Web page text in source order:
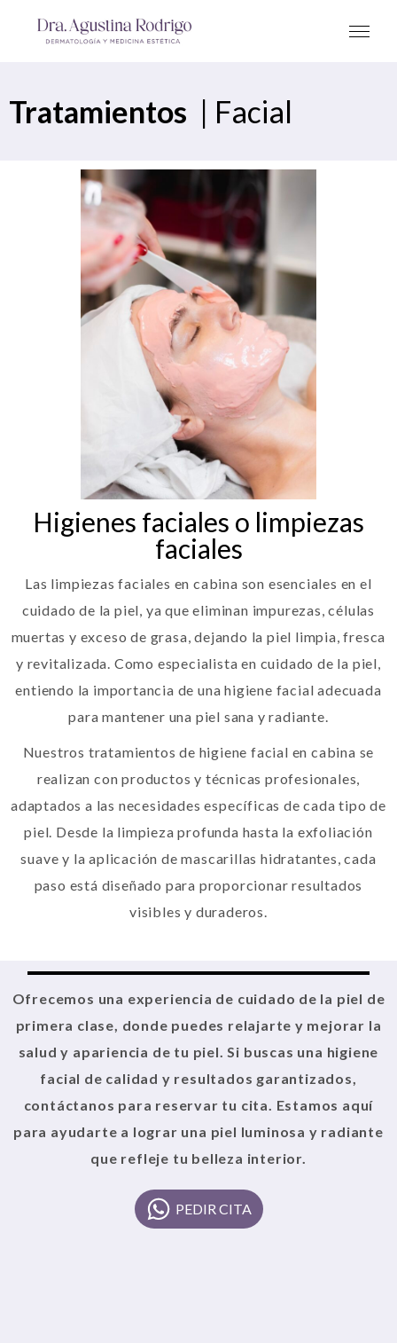
Tratamientos | Facial
Higienes faciales o limpiezas
faciales
Las limpiezas faciales en cabina son esenciales en el
cuidado de la piel, ya que eliminan impurezas, células
muertas y exceso de grasa, dejando la piel limpia, fresca
y revitalizada. Como especialista en cuidado de la piel,
entiendo la importancia de una higiene facial adecuada
para mantener una piel sana y radiante.
Nuestros tratamientos de higiene facial en cabina se
realizan con productos y técnicas profesionales,
adaptados a las necesidades específicas de cada tipo de
piel. Desde la limpieza profunda hasta la exfoliación
suave y la aplicación de mascarillas hidratantes, cada
paso está diseñado para proporcionar resultados
visibles y duraderos.
Ofrecemos una experiencia de cuidado de la piel de
primera clase, donde puedes relajarte y mejorar la
salud y apariencia de tu piel. Si buscas una higiene
facial de calidad y resultados garantizados,
contáctanos para reservar tu cita. Estamos aquí
para ayudarte a lograr una piel luminosa y radiante
que refleje tu belleza interior.
PEDIR CITA